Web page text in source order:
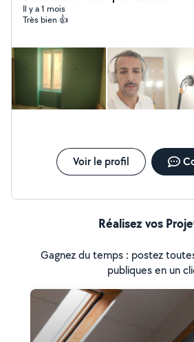
Il y a 1 mois
Très bien 👍
Voir le profil
Réalisez vos
Gagnez du temps : postez
publiques en un